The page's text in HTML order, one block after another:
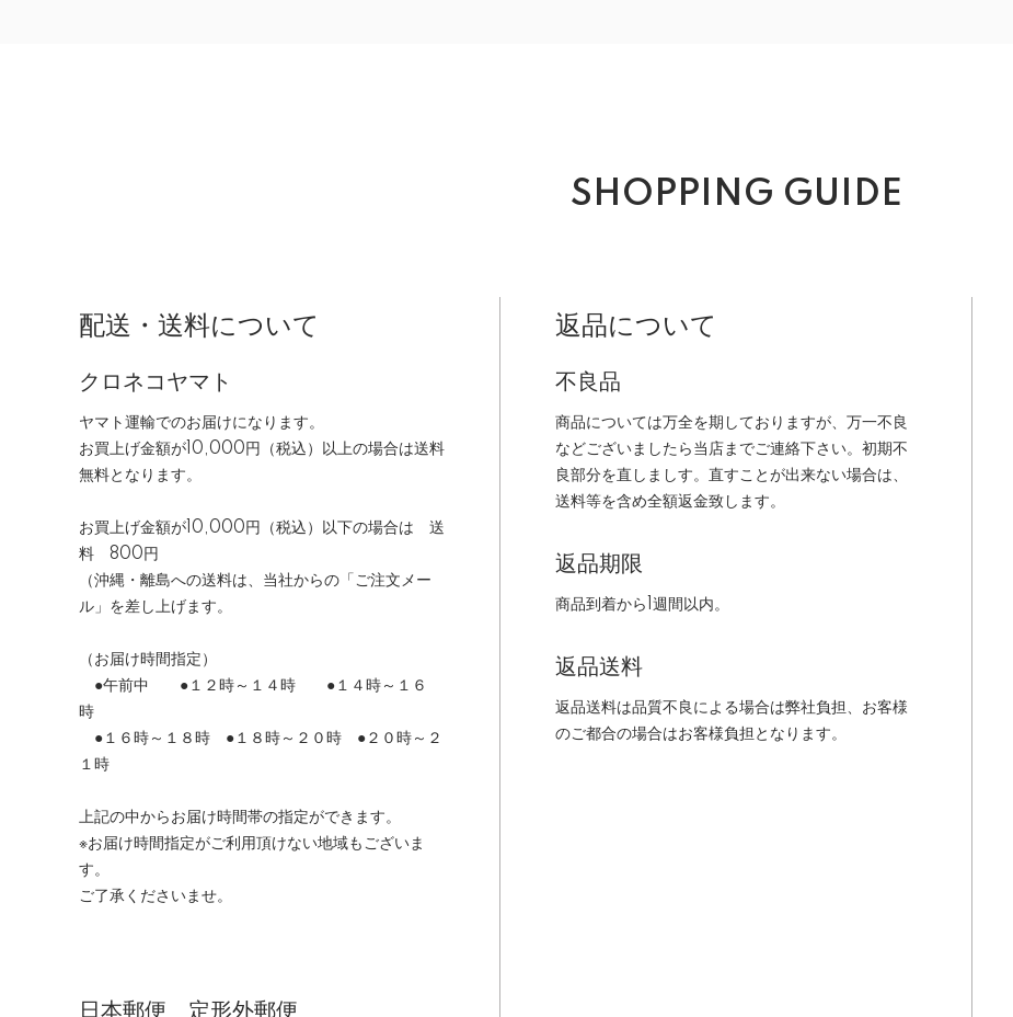
SHOPPING GUIDE
配送・送料について
クロネコヤマト
ヤマト運輸でのお届けになります。
お買上げ金額が10,000円（税込）以上の場合は送料
無料となります。
お買上げ金額が10,000円（税込）以下の場合は 送
料 800円
（沖縄・離島への送料は、当社からの「ご注文メー
ル」を差し上げます。
（お届け時間指定）
●午前中 ●１２時～１４時 ●１４時～１６
時
●１６時～１８時 ●１８時～２０時 ●２０時～２
１時
上記の中からお届け時間帯の指定ができます。
※お届け時間指定がご利用頂けない地域もございま
す。
ご了承くださいませ。
日本郵便 定形外郵便
返品について
不良品
商品については万全を期しておりますが、万一不良
などございましたら当店までご連絡下さい。初期不
良部分を直しましす。直すことが出来ない場合は、
送料等を含め全額返金致します。
返品期限
商品到着から1週間以内。
返品送料
返品送料は品質不良による場合は弊社負担、お客様
のご都合の場合はお客様負担となります。